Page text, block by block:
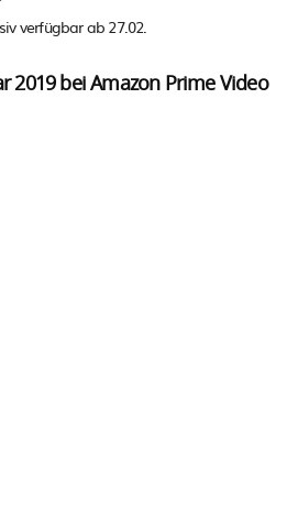
verfügbar ab 27.02.
2019 bei Amazon Prime Video